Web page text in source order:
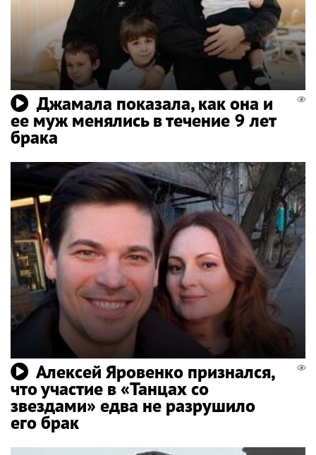
Джамала показала, как она и
ее муж менялись в течение 9 лет
брака
Алексей Яровенко признался,
что участие в «Танцах со
звездами» едва не разрушило
его брак